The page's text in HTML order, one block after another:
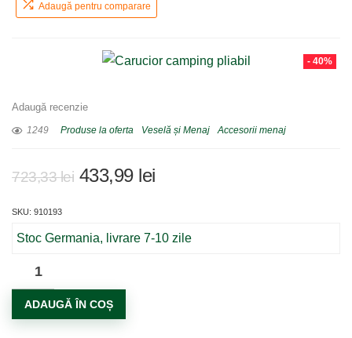
Adaugă pentru comparare
- 40%
Adaugă recenzie
1249 Produse la oferta Veselă și Menaj Accesorii menaj
723,33lei Prețul
fost:
433,99 leiPrețul
433,99 lei.
SKU: 910193
Stoc Germania, livrare 7-10 zile
Cantitate
Carucior
camping
ADAUGĂ ÎN COȘ